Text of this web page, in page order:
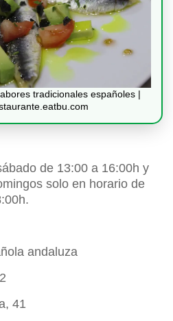
tradicionales españoles |
de 13:00 a 16:00h y
solo en horario de
andaluza
41